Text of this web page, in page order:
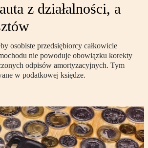
z działalności, a
osobiste przedsiębiorcy całkowicie
nie powoduje obowiązku korekty
odpisów amortyzacyjnych. Tym
w podatkowej księdze.